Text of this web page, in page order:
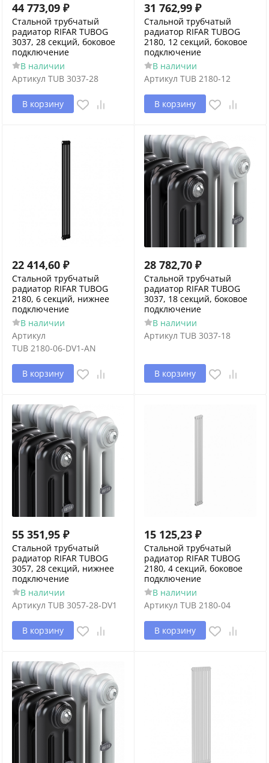
44 773,09 ₽
Стальной трубчатый
радиатор RIFAR TUBOG
3037, 28 секций, боковое
подключение
В наличии
Артикул TUB 3037-28
В корзину
31 762,99 ₽
Стальной трубчатый
радиатор RIFAR TUBOG
2180, 12 секций, боковое
подключение
В наличии
Артикул TUB 2180-12
В корзину
22 414,60 ₽
Стальной трубчатый
радиатор RIFAR TUBOG
2180, 6 секций, нижнее
подключение
В наличии
Артикул
TUB 2180-06-DV1-AN
В корзину
28 782,70 ₽
Стальной трубчатый
радиатор RIFAR TUBOG
3037, 18 секций, боковое
подключение
В наличии
Артикул TUB 3037-18
В корзину
55 351,95 ₽
Стальной трубчатый
радиатор RIFAR TUBOG
3057, 28 секций, нижнее
подключение
В наличии
Артикул TUB 3057-28-DV1
В корзину
15 125,23 ₽
Стальной трубчатый
радиатор RIFAR TUBOG
2180, 4 секций, боковое
подключение
В наличии
Артикул TUB 2180-04
В корзину